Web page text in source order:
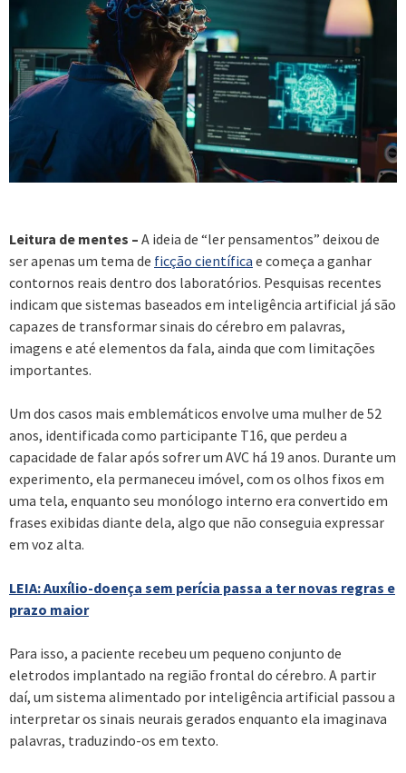
Leitura de mentes – A ideia de “ler pensamentos” deixou de
ser apenas um tema de ficção científica e começa a ganhar
contornos reais dentro dos laboratórios. Pesquisas recentes
indicam que sistemas baseados em inteligência artificial já são
capazes de transformar sinais do cérebro em palavras,
imagens e até elementos da fala, ainda que com limitações
importantes.
Um dos casos mais emblemáticos envolve uma mulher de 52
anos, identificada como participante T16, que perdeu a
capacidade de falar após sofrer um AVC há 19 anos. Durante um
experimento, ela permaneceu imóvel, com os olhos fixos em
uma tela, enquanto seu monólogo interno era convertido em
frases exibidas diante dela, algo que não conseguia expressar
em voz alta.
LEIA: Auxílio-doença sem perícia passa a ter novas regras e
prazo maior
Para isso, a paciente recebeu um pequeno conjunto de
eletrodos implantado na região frontal do cérebro. A partir
daí, um sistema alimentado por inteligência artificial passou a
interpretar os sinais neurais gerados enquanto ela imaginava
palavras, traduzindo-os em texto.